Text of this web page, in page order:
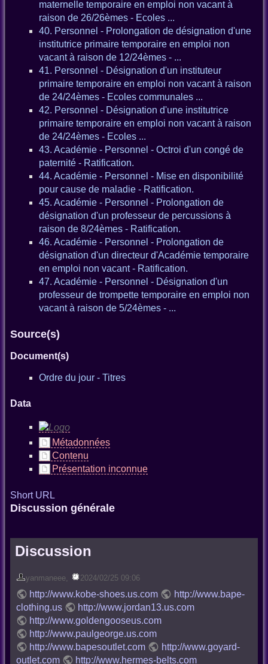
maternelle temporaire en emploi non vacant à
raison de 26/26èmes - Ecoles ...
40. Personnel - Prolongation de désignation d'une
institutrice primaire temporaire en emploi non
vacant à raison de 12/24èmes - ...
41. Personnel - Désignation d'un instituteur
primaire temporaire en emploi non vacant à raison
de 24/24èmes - Ecoles communales ...
42. Personnel - Désignation d'une institutrice
primaire temporaire en emploi non vacant à raison
de 24/24èmes - Ecoles ...
43. Académie - Personnel - Octroi d'un congé de
paternité - Ratification.
44. Académie - Personnel - Mise en disponibilité
pour cause de maladie - Ratification.
45. Académie - Personnel - Prolongation de
désignation d'un professeur de percussions à
raison de 8/24èmes - Ratification.
46. Académie - Personnel - Prolongation de
désignation d'un directeur d'Académie temporaire
en emploi non vacant - Ratification.
47. Académie - Personnel - Désignation d'un
professeur de trompette temporaire en emploi non
vacant à raison de 5/24èmes - ...
Source(s)
Document(s)
Ordre du jour - Titres
Data
Métadonnées
Contenu
Présentation inconnue
Short URL
Discussion générale
Discussion
yanmaneee 2024/02/25 09:06
http://www.kobe-shoes.us.com
http://www.bape-
clothing.us
http://www.jordan13.us.com
http://www.goldengooseus.com
http://www.paulgeorge.us.com
http://www.bapesoutlet.com
http://www.goyard-
outlet.com
http://www.hermes-belts.com